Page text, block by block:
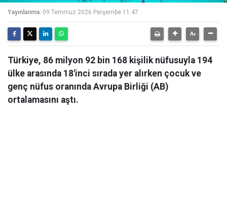
Yayınlanma: 09 Temmuz 2026 Perşembe 11:47
Türkiye, 86 milyon 92 bin 168 kişilik nüfusuyla 194
ülke arasında 18'inci sırada yer alırken çocuk ve
genç nüfus oranında Avrupa Birliği (AB)
ortalamasını aştı.